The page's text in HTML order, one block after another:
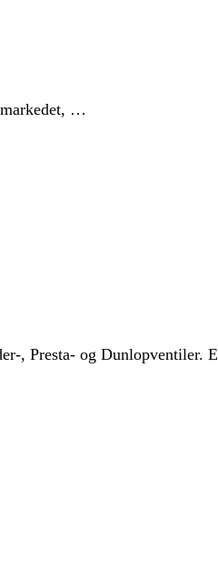
markedet, …
, Presta- og Dunlopventiler.